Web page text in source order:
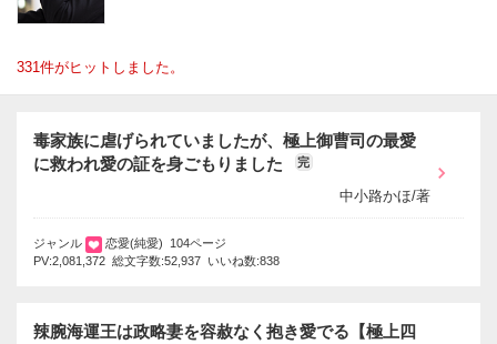
331件がヒットしました。
毒家族に虐げられていましたが、極上御曹司の最愛
に救われ愛の証を身ごもりました
完
中小路かほ/著
ジャンル
恋愛(純愛) 104ページ
PV:2,081,372 総文字数:52,937 いいね数:838
辣腕海運王は政略妻を容赦なく抱き愛でる【極上四